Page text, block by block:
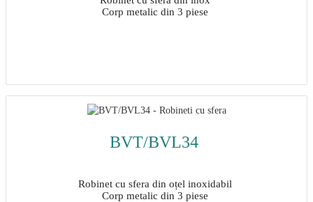
Corp metalic din 3 piese
BVT/BVL34
Robinet cu sfera din oțel inoxidabil
Corp metalic din 3 piese